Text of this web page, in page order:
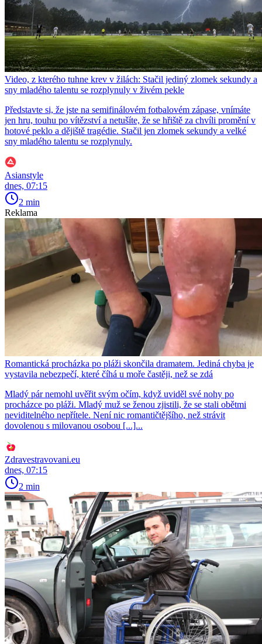
Video, z kterého tuhne krev v žilách: Stačil jediný zlomek sekundy a
sny mladého talentu se rozplynuly v živém pekle
Představte si, že jste na semifinálovém fotbalovém zápase, vnímáte
jen hru, touhu po vítězství a netušíte, že se hřiště za chvíli promění v
hotové peklo a dějiště tragédie. Stačil jen zlomek sekundy a velké
sny mladého talentu se rozplynuly.
Asianstyle
dnes, 07:15
2 min
Reklama
Romantická procházka po pláži skončila dramatem. Jediná chyba je
vystavila nebezpečí, které číhá u moře častěji, než se zdá
Mladý pár nemohl uvěřit svým očím, když uviděl své nohy po
procházce po pláži. Mladý muž se ženou zjistili, že se stali obětmi
neviditelného nepřítele. Není nic romantičtějšího, než strávit
dovolenou s milovanou osobou [...]...
Zdravestravovani.eu
dnes, 07:15
2 min